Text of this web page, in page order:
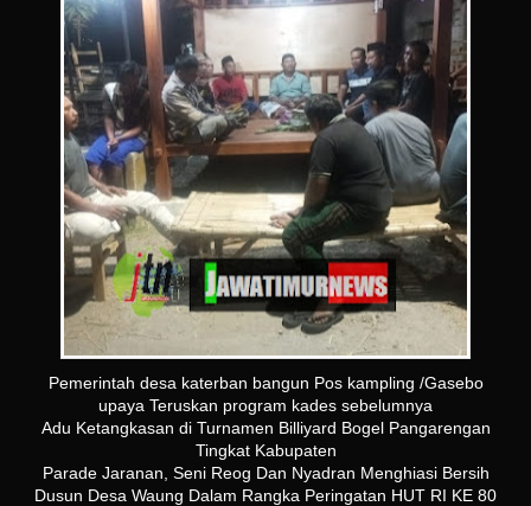
Pemerintah desa katerban bangun Pos kampling /Gasebo
upaya Teruskan program kades sebelumnya
Adu Ketangkasan di Turnamen Billiyard Bogel Pangarengan
Tingkat Kabupaten
Parade Jaranan, Seni Reog Dan Nyadran Menghiasi Bersih
Dusun Desa Waung Dalam Rangka Peringatan HUT RI KE 80